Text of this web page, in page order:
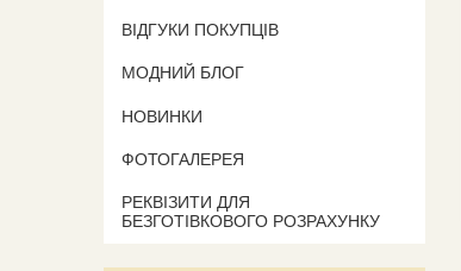
ВІДГУКИ ПОКУПЦІВ
МОДНИЙ БЛОГ
НОВИНКИ
ФОТОГАЛЕРЕЯ
РЕКВІЗИТИ ДЛЯ
БЕЗГОТІВКОВОГО РОЗРАХУНКУ